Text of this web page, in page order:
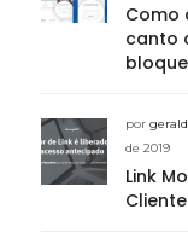
Como
canto
por
de 2019
Link